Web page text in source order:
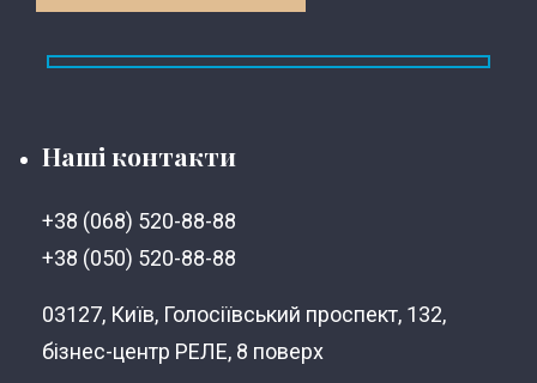
Наші контакти
+38 (068) 520-88-88
+38 (050) 520-88-88
03127, Київ, Голосіївський проспект, 132,
бізнес-центр РЕЛЕ, 8 поверх